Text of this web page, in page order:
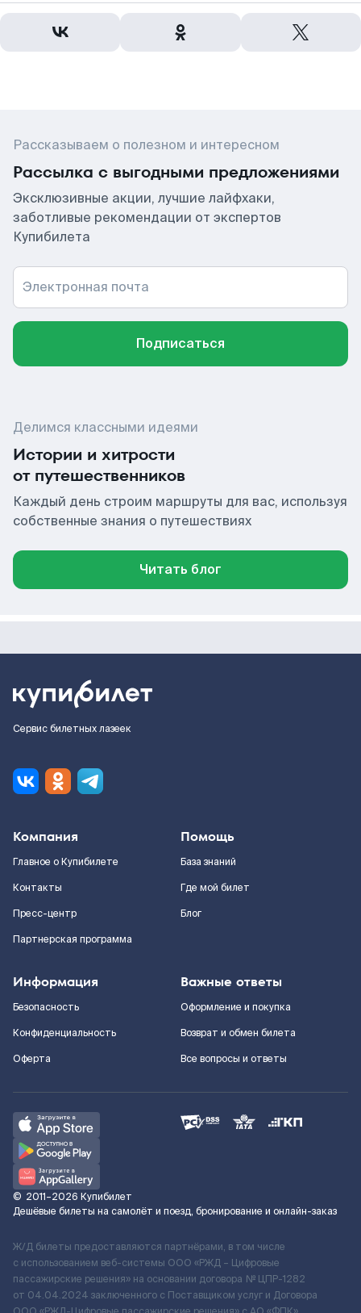
Рассказываем о полезном и интересном
Рассылка с выгодными предложениями
Эксклюзивные акции, лучшие лайфхаки,
заботливые рекомендации от экспертов
Купибилета
Электронная почта
Подписаться
Делимся классными идеями
Истории и хитрости
от путешественников
Каждый день строим маршруты для вас, используя
собственные знания о путешествиях
Читать блог
Сервис билетных лазеек
Компания
Главное о Купибилете
Контакты
Пресс-центр
Партнерская программа
Помощь
База знаний
Где мой билет
Блог
Информация
Безопасность
Конфиденциальность
Оферта
Важные ответы
Оформление и покупка
Возврат и обмен билета
Все вопросы и ответы
© 2011–2026 Купибилет
Дешёвые билеты на самолёт и поезд, бронирование и онлайн-заказ
Ж/Д билеты предоставляются партнёрами, в том числе
с использованием веб-системы ООО «РЖД – Цифровые
пассажирские решения» на основании договора № ЦПР-1282
от 04.04.2024 заключенного с Поставщиком услуг и Договора